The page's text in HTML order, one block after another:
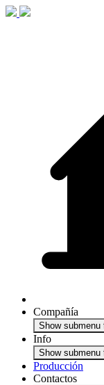
Compañía
Show submenu
Info
Show submenu
Producción
Contactos